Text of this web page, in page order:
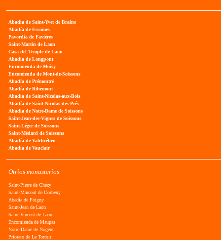
Abadía de Saint-Yvet de Braine
Abadía de Essomes
Pavordía de Favières
Saint-Martin de Laon
Casa del Temple de Laon
Abadía de Longpont
Encomienda de Moisy
Encomienda de Mont-de-Soissons
Abadía de Prémontré
Abadía de Ribemont
Abadía de Saint-Nicolas-aux-Bois
Abadía de Saint-Nicolas-des-Prés
Abadía de Notre-Dame de Soissons
Saint-Jean-des-Vignes de Soissons
Saint-Léger de Soissons
Saint-Médard de Soissons
Abadía de Valchrétien
Abadía de Vauclair
Otrios monasterios
Saint-Pierre de Chézy
Saint-Marcoul de Corbeny
Abadía de Foigny
Saint-Jean de Laon
Saint-Vincent de Laon
Encomienda de Maupas
Notre-Dame de Nogent
Priorato de Le Tortoir